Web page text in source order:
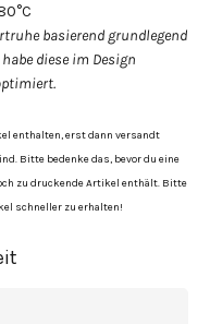
basierend grundlegend
diese im Design
enthalten, erst dann versandt
Bitte bedenke das, bevor du eine
zu druckende Artikel enthält. Bitte
schneller zu erhalten!